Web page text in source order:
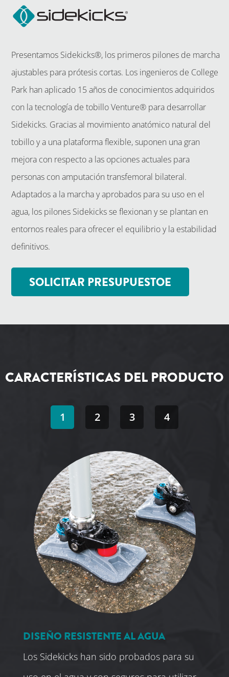
Presentamos Sidekicks®, los primeros pilones de marcha
ajustables para prótesis cortas. Los ingenieros de College
Park han aplicado 15 años de conocimientos adquiridos
con la tecnología de tobillo Venture® para desarrollar
Sidekicks. Gracias al movimiento anatómico natural del
tobillo y a una plataforma flexible, suponen una gran
mejora con respecto a las opciones actuales para
personas con amputación transfemoral bilateral.
Adaptados a la marcha y aprobados para su uso en el
agua, los pilones Sidekicks se flexionan y se plantan en
entornos reales para ofrecer el equilibrio y la estabilidad
definitivos.
SOLICITAR PRESUPUESTOE
CARACTERÍSTICAS DEL PRODUCTO
DISEÑO RESISTENTE AL AGUA
Los Sidekicks han sido probados para su
1 2 3 4